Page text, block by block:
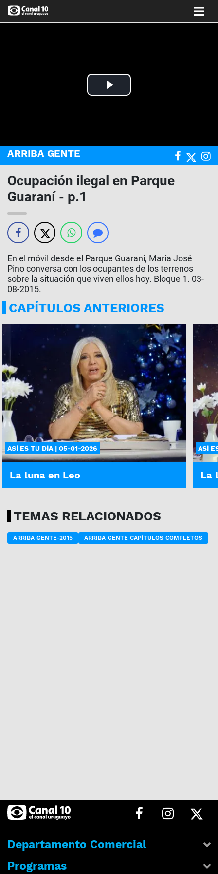
Play
ARRIBA GENTE
Ocupación ilegal en Parque
Guaraní - p.1
En el móvil desde el Parque Guaraní, María José
Pino conversa con los ocupantes de los terrenos
sobre la situación que viven ellos hoy. Bloque 1. 03-
08-2015.
CAPÍTULOS ANTERIORES
ASÍ ES TU DÍA | 05-01-2026
La luna en Leo
ASÍ
La
TEMAS RELACIONADOS
ARRIBA GENTE-2015 ARRIBA GENTE CAPÍTULOS COMPLETOS
Departamento Comercial
Programas